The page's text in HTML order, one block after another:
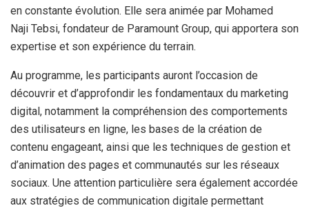
en constante évolution. Elle sera animée par Mohamed
Naji Tebsi, fondateur de Paramount Group, qui apportera son
expertise et son expérience du terrain.
Au programme, les participants auront l’occasion de
découvrir et d’approfondir les fondamentaux du marketing
digital, notamment la compréhension des comportements
des utilisateurs en ligne, les bases de la création de
contenu engageant, ainsi que les techniques de gestion et
d’animation des pages et communautés sur les réseaux
sociaux. Une attention particulière sera également accordée
aux stratégies de communication digitale permettant